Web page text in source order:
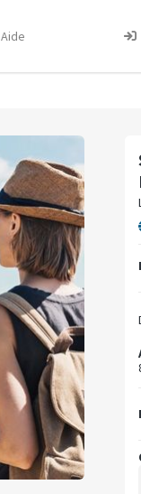
Aide